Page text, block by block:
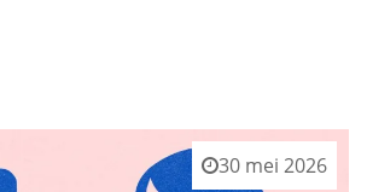
30 mei 2026